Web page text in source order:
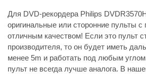
Для DVD-рекордера Philips
оригинальные или сторонние пульты с
отличным качеством! Если это пульт
производителя, то он будет иметь
менее 5m и работать под любым
пульт не всегда лучше аналога. В